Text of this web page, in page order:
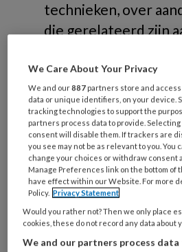
technieken, over
die gerelateerd zijn
de zorg.
Risicovoeten
Diabetische voet
Reumatische voet
We Care About Your Privacy
We and our887 partners store and
data or unique identifiers, on your device.
tracking technologies to support the
partners process data to provide.
consent will disable them. If trackers are
you see may not be as relevant to you.
change your choices or withdraw consent
Manage Preferences link on the bottom of
have effect within our Website. For more
Policy. Privacy Statement
Would you rather not? Then we only place
cookies, these do not record any data about
We and our partners process